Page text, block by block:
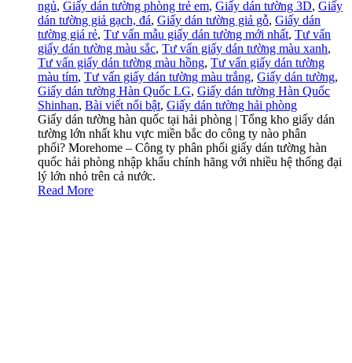
ngủ, Giấy dán tường phòng trẻ em, Giấy dán tường 3D, Giấy
dán tường giả gạch, đá, Giấy dán tường giả gỗ, Giấy dán
tường giá rẻ, Tư vấn mẫu giấy dán tường mới nhất, Tư vấn
giấy dán tường màu sắc, Tư vấn giấy dán tường màu xanh,
Tư vấn giấy dán tường màu hồng, Tư vấn giấy dán tường
màu tím, Tư vấn giấy dán tường màu trắng, Giấy dán tường,
Giấy dán tường Hàn Quốc LG, Giấy dán tường Hàn Quốc
Shinhan, Bài viết nổi bật, Giấy dán tường hải phòng
Giấy dán tường hàn quốc tại hải phòng | Tổng kho giấy dán
tường lớn nhất khu vực miền bắc do công ty nào phân
phối? Morehome – Công ty phân phối giấy dán tường hàn
quốc hải phòng nhập khẩu chính hãng với nhiều hệ thống đại
lý lớn nhỏ trên cả nước.
Read More